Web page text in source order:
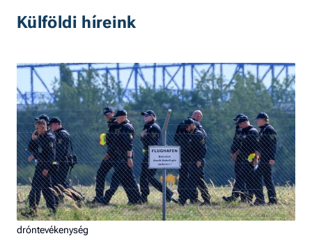
Külföldi híreink
dróntevékenység